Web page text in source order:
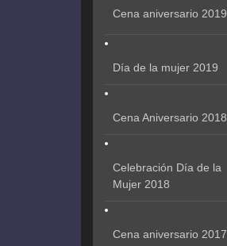
Cena aniversario 2019
Día de la mujer 2019
Cena Aniversario 2018
Celebración Día de la
Mujer 2018
Cena aniversario 2017